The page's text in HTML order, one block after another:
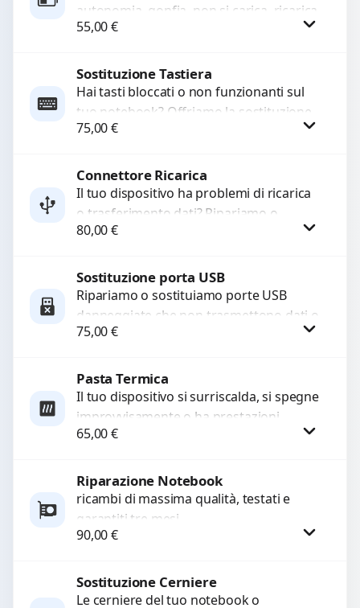
WhatsApp
autonomia, gonfia, non si carica, ricarica
lenta o cicli di ricarica esauriti?
55,00€
Procedi
Sostituzione Tastiera
Hai tasti bloccati o non funzionanti sul
tuo notebook? Offriamo la sostituzione
completa della tastiera con ricambi di
75,00€
Procedi
Connettore Ricarica
Il tuo dispositivo ha problemi di ricarica
o trasferimento dati? Ripariamo o
sostituiamo connettori di ricarica guasti,
80,00€
Procedi
Sostituzione porta USB
Ripariamo o sostituiamo porte USB
danneggiate che non trasmettono dati o
non caricano. Utilizziamo ricambi di alta
75,00€
Procedi
Pasta Termica
Il tuo dispositivo si surriscalda, si spegne
improvvisamente o ha prestazioni
rallentate a causa di polvere o pasta
65,00€
Procedi
Riparazione Notebook
ricambi di massima qualità, testati e
garantiti tre mesi
90,00€
Procedi
Sostituzione Cerniere
Le cerniere del tuo notebook o